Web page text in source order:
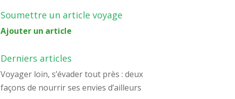
Soumettre un article voyage
Ajouter un article
Derniers articles
Voyager loin, s’évader tout près : deux
façons de nourrir ses envies d’ailleurs